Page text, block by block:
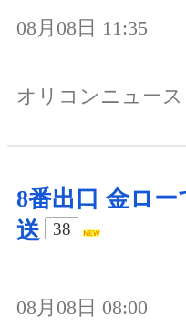
08月08日 11:35
オリコンニュース
8番出口 金ロ
送
38
08月08日 08:00